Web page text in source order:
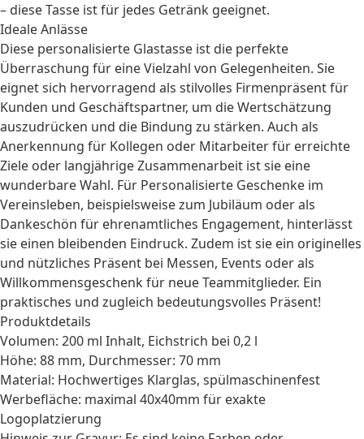
– diese Tasse ist für jedes Getränk geeignet.
Ideale Anlässe
Diese personalisierte Glastasse ist die perfekte
Überraschung für eine Vielzahl von Gelegenheiten. Sie
eignet sich hervorragend als stilvolles Firmenpräsent für
Kunden und Geschäftspartner, um die Wertschätzung
auszudrücken und die Bindung zu stärken. Auch als
Anerkennung für Kollegen oder Mitarbeiter für erreichte
Ziele oder langjährige Zusammenarbeit ist sie eine
wunderbare Wahl. Für Personalisierte Geschenke im
Vereinsleben, beispielsweise zum Jubiläum oder als
Dankeschön für ehrenamtliches Engagement, hinterlässt
sie einen bleibenden Eindruck. Zudem ist sie ein originelles
und nützliches Präsent bei Messen, Events oder als
Willkommensgeschenk für neue Teammitglieder. Ein
praktisches und zugleich bedeutungsvolles Präsent!
Produktdetails
Volumen: 200 ml Inhalt, Eichstrich bei 0,2 l
Höhe: 88 mm, Durchmesser: 70 mm
Material: Hochwertiges Klarglas, spülmaschinenfest
Werbefläche: maximal 40x40mm für exakte
Logoplatzierung